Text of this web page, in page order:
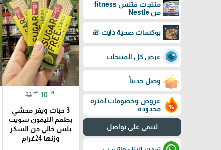
منتجات فتنس fitness
من Nestle
بوكسات صحية دايت 🎁
عرض كل المنتجات
وصل حديثاً
عروض وخصومات لفترة
محدودة
لنبقى على تواصل
12 ₪ 10 ₪
3 حبات ويفر محشي
بطعم الليمون سويت
بلس خالي من السكر
وزنها 24غرام